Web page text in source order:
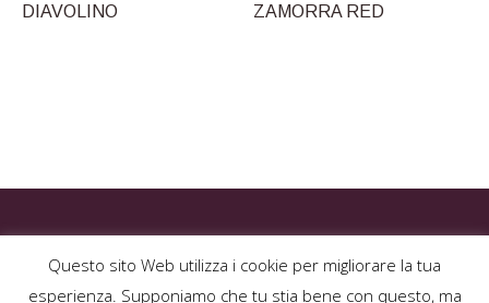
DIAVOLINO ZAMORRA RED
Questo sito Web utilizza i cookie per migliorare la tua
esperienza. Supponiamo che tu stia bene con questo, ma